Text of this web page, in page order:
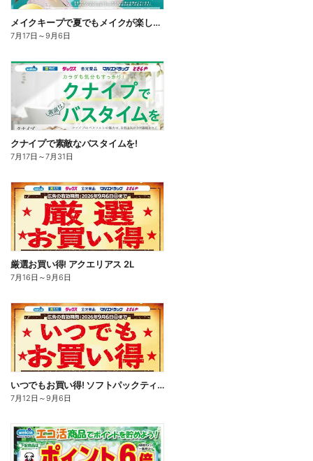
メイクキープで夏でもメイクが楽しくなる!
7月17日 ～9月6日
クナイプで素敵なバスタイムを!
7月17日 ～7月31日
厳選お買い得! アクエリアス 2L
7月16日 ～9月6日
いつでもお買い得! ソフトパックティッシュ
7月12日 ～9月6日